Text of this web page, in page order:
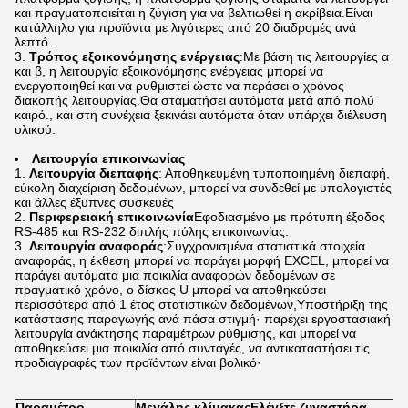
και πραγματοποιείται η ζύγιση για να βελτιωθεί η ακρίβεια.Είναι
κατάλληλο για προϊόντα με λιγότερες από 20 διαδρομές ανά
λεπτό..
Τρόπος εξοικονόμησης ενέργειας:Με βάση τις λειτουργίες α
και β, η λειτουργία εξοικονόμησης ενέργειας μπορεί να
ενεργοποιηθεί και να ρυθμιστεί ώστε να περάσει ο χρόνος
διακοπής λειτουργίας.Θα σταματήσει αυτόματα μετά από πολύ
καιρό., και στη συνέχεια ξεκινάει αυτόματα όταν υπάρχει διέλευση
υλικού.
Λειτουργία επικοινωνίας
Λειτουργία διεπαφής: Αποθηκευμένη τυποποιημένη διεπαφή,
εύκολη διαχείριση δεδομένων, μπορεί να συνδεθεί με υπολογιστές
και άλλες έξυπνες συσκευές
Περιφερειακή επικοινωνίαΕφοδιασμένο με πρότυπη έξοδος
RS-485 και RS-232 διπλής πύλης επικοινωνίας.
Λειτουργία αναφοράς:Συγχρονισμένα στατιστικά στοιχεία
αναφοράς, η έκθεση μπορεί να παράγει μορφή EXCEL, μπορεί να
παράγει αυτόματα μια ποικιλία αναφορών δεδομένων σε
πραγματικό χρόνο, ο δίσκος U μπορεί να αποθηκεύσει
περισσότερα από 1 έτος στατιστικών δεδομένων,Υποστήριξη της
κατάστασης παραγωγής ανά πάσα στιγμή· παρέχει εργοστασιακή
λειτουργία ανάκτησης παραμέτρων ρύθμισης, και μπορεί να
αποθηκεύσει μια ποικιλία από συνταγές, να αντικαταστήσει τις
προδιαγραφές των προϊόντων είναι βολικό·